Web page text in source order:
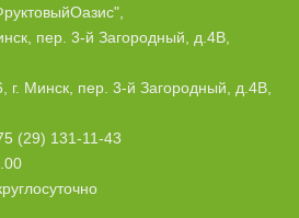
пер. 3-й Загородный, д.4В,
г. Минск, пер. 3-й Загородный, д.4В,
(29) 131-11-43